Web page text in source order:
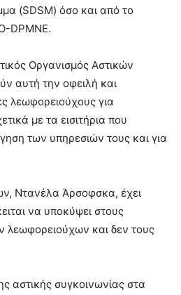
(SDSM) όσο και από το
DPMNE.
Οργανισμός Αστικών
αυτή την οφειλή και
λεωφορειούχους για
με τα εισιτήρια που
των υπηρεσιών τους και για
Ντανέλα Άρσοφσκα, έχει
να υποκύψει στους
λεωφορειούχων και δεν τους
αστικής συγκοινωνίας στα